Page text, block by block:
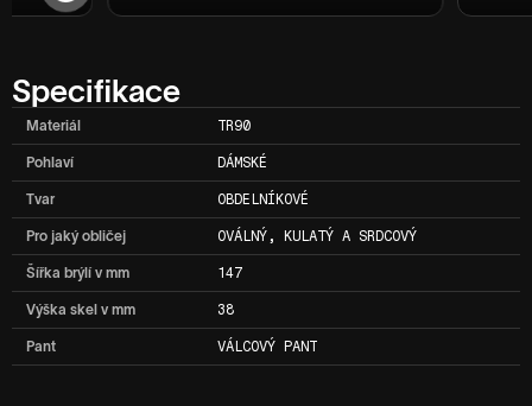
Specifikace
Materiál TR90
Pohlaví DÁMSKÉ
Tvar OBDELNÍKOVÉ
Pro jaký obličej OVÁLNÝ, KULATÝ A SRDCOVÝ
Šířka brýlí v mm 147
Výška skel v mm 38
Pant VÁLCOVÝ PANT